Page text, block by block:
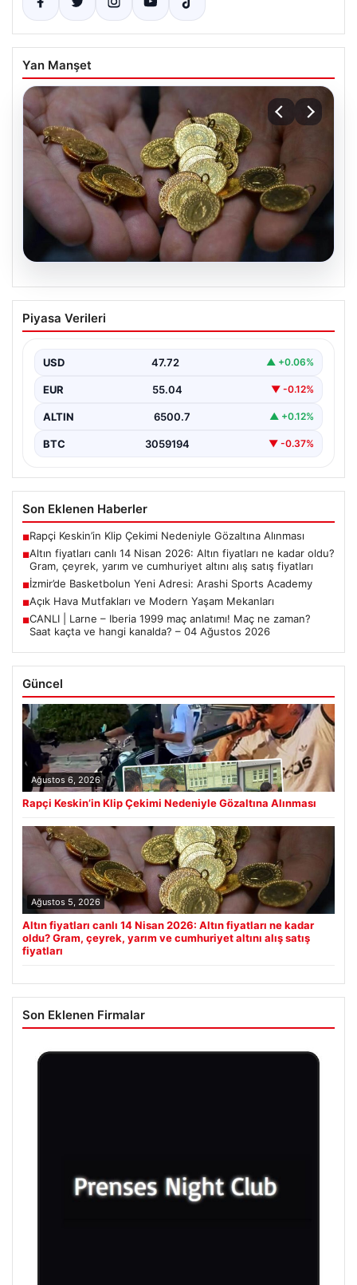
Yan Manşet
Altın fiyatları canlı 14 Nisan 2026: Altın
fiyatları ne kadar oldu? Gram, çeyrek,
fiyatları
Piyasa Verileri
USD 47.72 ▲ +0.06%
EUR 55.04 ▼ -0.12%
ALTIN 6500.7 ▲ +0.12%
BTC 3059194 ▼ -0.37%
Son Eklenen Haberler
■Rapçi Keskin’in Klip Çekimi Nedeniyle Gözaltına Alınması
■Altın fiyatları canlı 14 Nisan 2026: Altın fiyatları ne kadar oldu?
Gram, çeyrek, yarım ve cumhuriyet altını alış satış fiyatları
■İzmir’de Basketbolun Yeni Adresi: Arashi Sports Academy
■Açık Hava Mutfakları ve Modern Yaşam Mekanları
■CANLI | Larne – Iberia 1999 maç anlatımı! Maç ne zaman?
Saat kaçta ve hangi kanalda? – 04 Ağustos 2026
Güncel
Ağustos 6, 2026
Rapçi Keskin’in Klip Çekimi Nedeniyle Gözaltına Alınması
Ağustos 5, 2026
Altın fiyatları canlı 14 Nisan 2026: Altın fiyatları ne kadar
oldu? Gram, çeyrek, yarım ve cumhuriyet altını alış satış
fiyatları
Son Eklenen Firmalar